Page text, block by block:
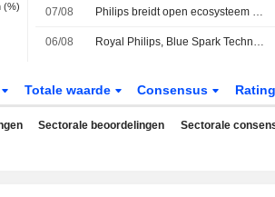
(%) 07/08 Philips breidt open ecosysteem voor monitoring in de nazorg uit via nieuwe partnerschappen
06/08 Royal Philips, Blue Spark Technologies, Caretaker Medical, Cuviva, LifeSignals, Respiree en smartQare breiden open ecosysteem voor patiëntbewaking uit om zorginstellingen te ondersteunen buiten het ziekenhuisbed
Totale waarde Consensus
Sectorale beoordelingen Sectorale